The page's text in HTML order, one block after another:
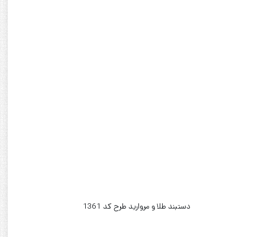
دستبند طلا و مروارید طرح کد 1361